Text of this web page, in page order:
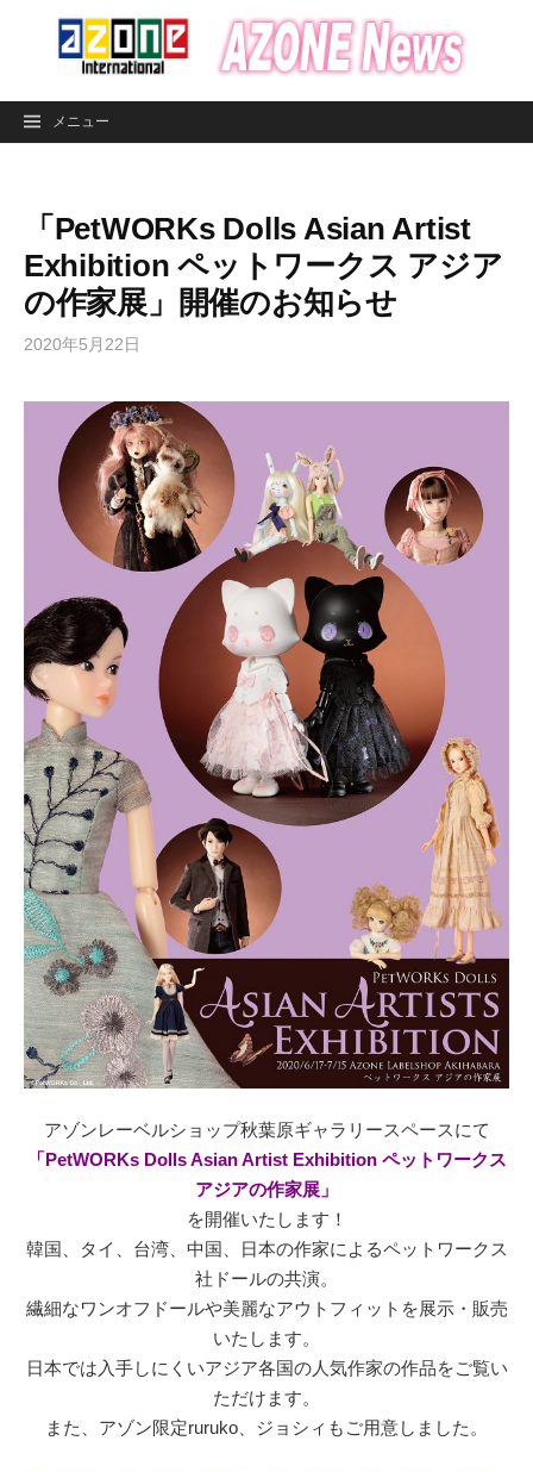
ン
メニュー
「PetWORKs Dolls Asian Artist
Exhibition ペットワークス アジア
の作家展」開催のお知らせ
2020年5月22日
アゾンレーベルショップ秋葉原ギャラリースペースにて
「PetWORKs Dolls Asian Artist Exhibition ペットワークス
アジアの作家展」
を開催いたします！
韓国、タイ、台湾、中国、日本の作家によるペットワークス
社ドールの共演。
繊細なワンオフドールや美麗なアウトフィットを展示・販売
いたします。
日本では入手しにくいアジア各国の人気作家の作品をご覧い
ただけます。
また、アゾン限定ruruko、ジョシィもご用意しました。